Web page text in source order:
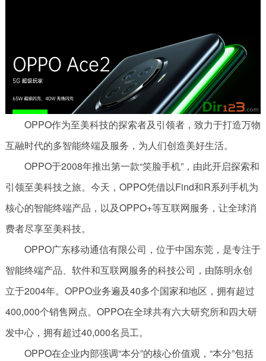
OPPO作为至美科技的探索者及引领者，致力于打造万物
互融时代的多智能终端及服务，为人们创造美好生活。
OPPO于2008年推出第一款“笑脸手机”，由此开启探索和
引领至美科技之旅。今天，OPPO凭借以Find和R系列手机为
核心的智能终端产品，以及OPPO+等互联网服务，让全球消
费者尽享至美科技。
OPPO广东移动通信有限公司，位于中国东莞，是专注于
智能终端产品、软件和互联网服务的科技公司，由陈明永创
立于2004年。OPPO业务遍及40多个国家和地区，拥有超过
400,000个销售网点。OPPO在全球共有六大研究所和四大研
发中心，拥有超过40,000名员工。
OPPO在企业内部强调“本分”的核心价值观，“本分”包括